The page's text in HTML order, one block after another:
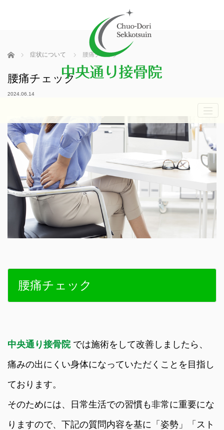
ホーム 症状について 腰痛チェック
腰痛チェック
2024.06.14
腰痛チェック
中央通り接骨院 では施術をして改善しましたら、
痛みの出にくい身体になっていただくことを目指し
ております。
そのためには、日常生活での習慣も非常に重要にな
りますので、下記の質問内容を基に「姿勢」「スト